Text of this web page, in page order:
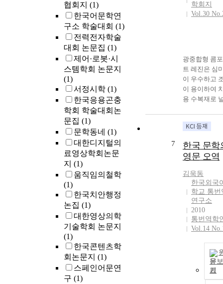
협회지 (1)
한국어문학연
구소 학술대회 (1)
전력전자학술
대회 논문집 (1)
제어·로봇·시
스템학회 논문지
(1)
서정시학 (1)
한국응용곤충
학회 학술대회논
문집 (1)
문학동네 (1)
대한디지털의
료영상학회논문
지 (1)
움직임의철학
(1)
한국치안행정
논집 (1)
대한영상의학
기술학회 논문지
(1)
한국콘텐츠학
회논문지 (1)
스페인어문연
구 (1)
학회지
Vol.30
광중합형 콤
트 레진은 심
이 우수하고
이 용이하여
용 수복재로
합에 따른 미
의 문제가 있
연구에서 상
포짓트 레진
출 성분의 양
합 정도를 측
여 각 광중합
성능을 평가
유출성분을
하여 중합부
과 동시에 연
성분 유출에
영향을 측정
자 하였다. 4
7
한국 문학
영문 오역
김욱동
한국외국
학교 통번
연구소
2010
통번역학
Vol.14
문보
기